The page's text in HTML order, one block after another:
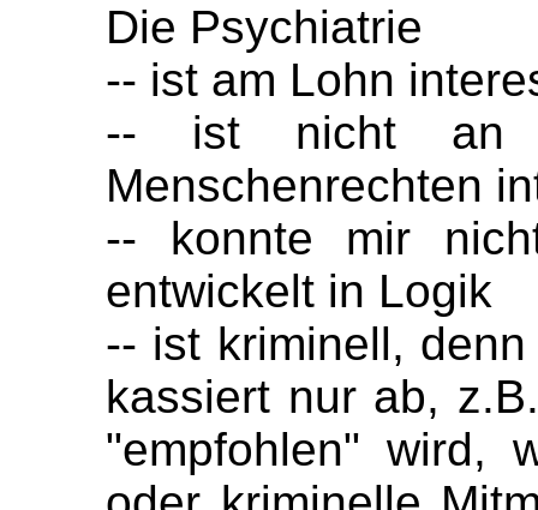
Die Psychiatrie
-- ist am Lohn
-- ist nicht an
Menschenrechten
-- konnte mir
entwickelt in Logik
-- ist kriminell,
kassiert nur ab,
"empfohlen" wird,